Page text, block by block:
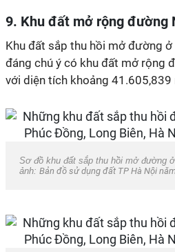
9. Khu đất mở rộng đường
Khu đất sắp thu hồi mở đường
đáng chú ý có khu đất mở rộng
với diện tích khoảng
Sơ đồ khu đất sắp thu hồi mở đường
ảnh: Bản đồ sử dụng đất TP Hà Nội